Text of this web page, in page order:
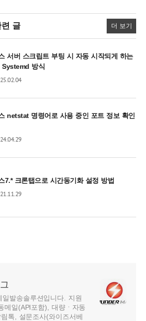
글 더 보기
서버 스크립트 부팅 시 자동 시작되게 하는
Systemd 방식
netstat 명령어로 사용 중인 포트 정보 확인
7.* 크론탭으로 시간동기화 설정 방법
발송솔루션입니다. 지원
메일(API포함), 대량ㆍ자동
톡, 설문조사(와이즈서베